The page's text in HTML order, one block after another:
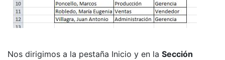
Nos dirigimos a la pestaña Inicio y en la Sección